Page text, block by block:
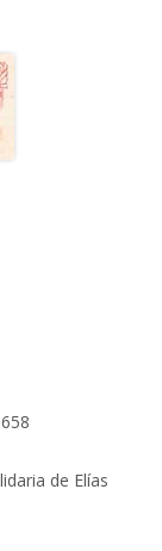
de Elías